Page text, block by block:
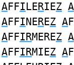
AFFILERIEZ A
AFFINEREZ A
AFFIRMEREZ A
AFFIRMIEZ A